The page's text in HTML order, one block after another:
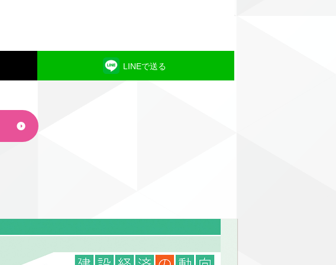
LINEで送る